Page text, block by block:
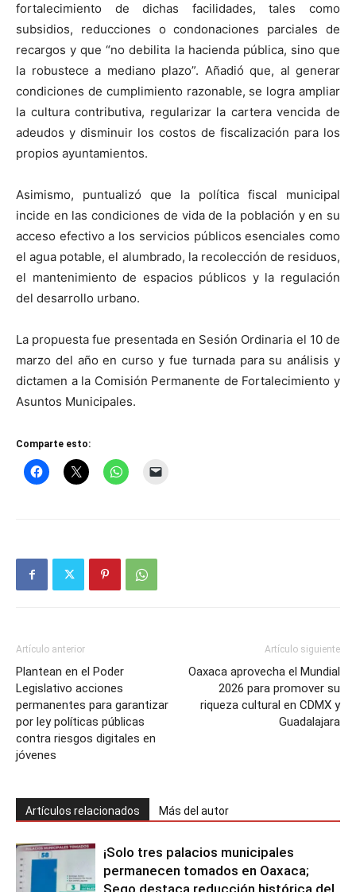
fortalecimiento de dichas facilidades, tales como
subsidios, reducciones o condonaciones parciales de
recargos y que “no debilita la hacienda pública, sino que
la robustece a mediano plazo”. Añadió que, al generar
condiciones de cumplimiento razonable, se logra ampliar
la cultura contributiva, regularizar la cartera vencida de
adeudos y disminuir los costos de fiscalización para los
propios ayuntamientos.
Asimismo, puntualizó que la política fiscal municipal
incide en las condiciones de vida de la población y en su
acceso efectivo a los servicios públicos esenciales como
el agua potable, el alumbrado, la recolección de residuos,
el mantenimiento de espacios públicos y la regulación
del desarrollo urbano.
La propuesta fue presentada en Sesión Ordinaria el 10 de
marzo del año en curso y fue turnada para su análisis y
dictamen a la Comisión Permanente de Fortalecimiento y
Asuntos Municipales.
Comparte esto:
Artículo anterior
Plantean en el Poder
Legislativo acciones
permanentes para garantizar
por ley políticas públicas
contra riesgos digitales en
jóvenes
Artículo siguiente
Oaxaca aprovecha el Mundial
2026 para promover su
riqueza cultural en CDMX y
Guadalajara
Artículos relacionados Más del autor
¡Solo tres palacios municipales
permanecen tomados en Oaxaca;